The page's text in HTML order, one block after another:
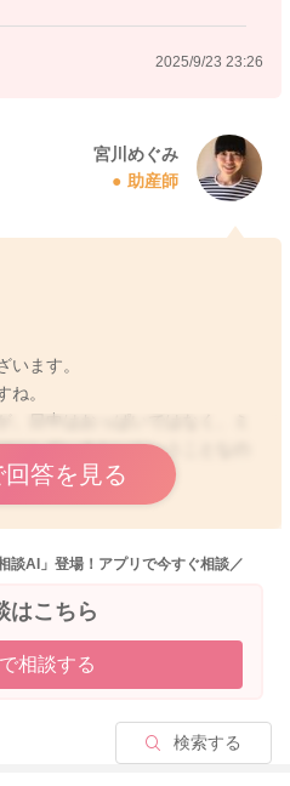
2025/9/23 23:26
宮川めぐみ
助産師
います。
。
にしていきたいということなの
思います。
ると思いますし、息子さんの授
を続けいただくといいと思いま
した時の授乳のペースに近づ
答を見る
談AI」登場！アプリで今すぐ相談／
はこちら
相談する
検索する